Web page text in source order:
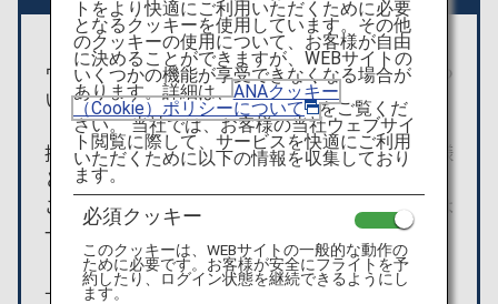
ウェブサイト利用規約・プライバシーポリシーにつ
いては、移動先サイトの方針に従うものとします。
掲載されている商品の手配・利用契約等は、お客様
とKLOOKとの間で成立します。
ご利用に関するトラブル・損害については、当社は
一切責任を負いません。
上記内容をご確認のうえ、お進みください。
トをより快適にご利用いただくために必要
となるクッキーを使用しています。その他
のクッキーの使用について、お客様が自由
に決めることができますが、WEBサイトの
いくつかの機能が享受できなくなる場合が
あります。詳細は、ANAクッキー
（Cookie）ポリシーについて をご覧くだ
さい。 当社では、お客様の当社ウェブサイ
ト閲覧に際して、サービスを快適にご利用
いただくために以下の情報を収集しており
ます。
必須クッキー
このクッキーは、WEBサイトの一般的な動作の
ために必要です。お客様が安全にフライトを予
約したり、ログイン状態を継続できるようにし
ます。